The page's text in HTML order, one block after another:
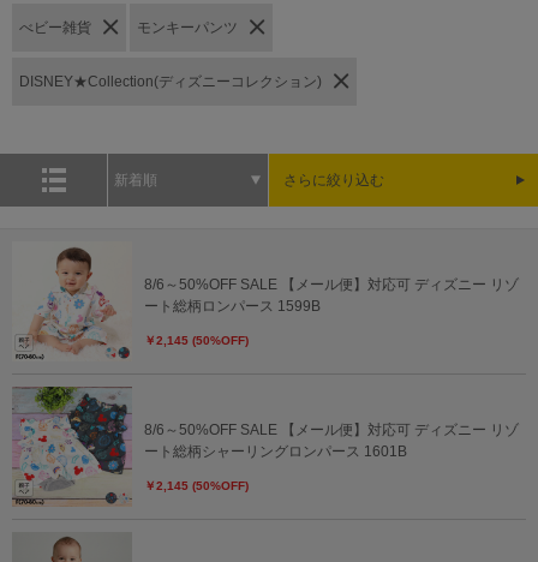
べビー雑貨 モンキーパンツ
DISNEY★Collection(ディズニーコレクション)
新着順 さらに絞り込む
8/6～50%OFF SALE 【メール便】対応可 ディズニー リゾ
ート総柄ロンパース 1599B
￥2,145 (50%OFF)
8/6～50%OFF SALE 【メール便】対応可 ディズニー リゾ
ート総柄シャーリングロンパース 1601B
￥2,145 (50%OFF)